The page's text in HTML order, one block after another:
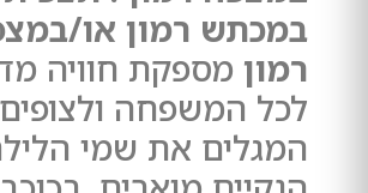
במכתש רמון או/
רמון מספקת חוויה
לכל המשפחה ולצופים
המגלים את שמי